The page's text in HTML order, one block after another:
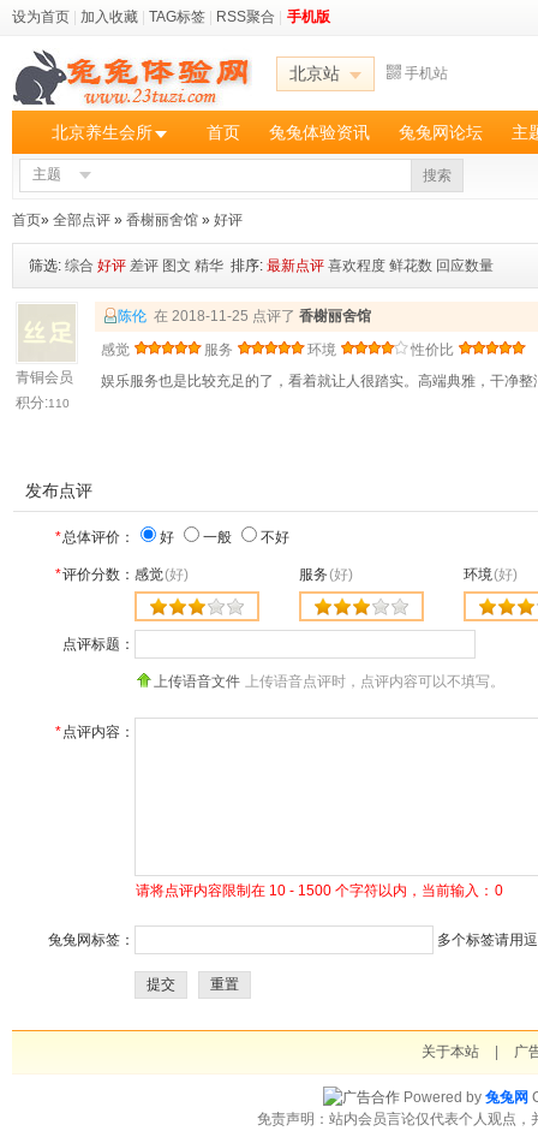
设为首页 加入收藏 TAG标签 RSS聚合 手机版
北京站 手机站
北京养生会所 首页 兔兔体验资讯 兔兔网论坛 主
主题 搜索
首页» 全部点评 » 香榭丽舍馆 » 好评
筛选: 综合 好评 差评 图文 精华 排序: 最新点评 喜欢程度 鲜花数 回应数量
青铜会员
积分:110
陈伦 在 2018-11-25 点评了 香榭丽舍馆
感觉
服务 环境
性价比
娱乐服务也是比较充足的了，看着就让人很踏实。高端典雅，干净
发布点评
*总体评价： 好 一般 不好
*评价分数： 感觉(好) 服务(好) 环境(好)
点评标题：
上传语音文件 上传语音点评时，点评内容可以不填写。
*点评内容：
请将点评内容限制在 10 - 1500 个字符以内，当前输入： 0
兔兔网标签： 多个标签请用
提交 重置
关于本站 广
Powered by 兔兔网
免责声明：站内会员言论仅代表个人观点